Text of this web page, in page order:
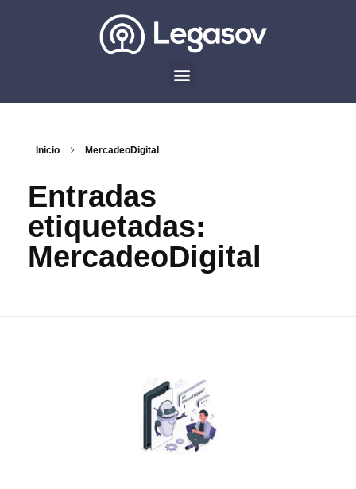
Inicio MercadeoDigital
Entradas
etiquetadas:
MercadeoDigital